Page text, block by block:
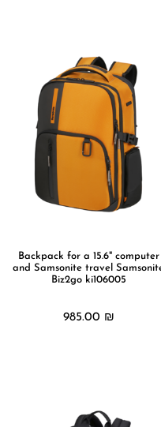
Backpack for a 15.6" computer
and Samsonite travel
Biz2go ki106005
985.00 ₪